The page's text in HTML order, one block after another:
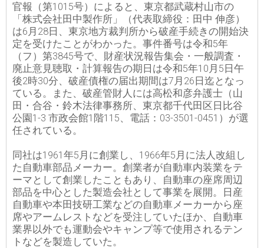
官報（第1015号）によると、東京都武蔵村山市の
「株式会社田中製作所」（代表取締役：田中 伸彦）
は6月28日、東京地方裁判所から破産手続きの開始決
定を受けたことがわかった。事件番号は令和5年
（フ）第3845号で、財産状況報告集会・一般調査・
廃止意見聴取・計算報告の期日は令和5年10月5日午
後2時30分、破産債権の届出期間は7月26日迄となっ
ている。また、破産管財人には高松和彦弁護士（山
田・合谷・鈴木法律事務所、東京都千代田区日比谷
公園1-3 市政会館1階115、電話：03-3501-0451）が選
任されている。
同社は1961年5月に創業し、1966年5月に法人改組し
た自動車部品メーカー。創業者が自動車内装業をテ
ーマとして創業したこともあり、自動車の座席周辺
部品を中心とした製造会社として事業を展開。日産
自動車や本田技研工業などの自動車メーカーから座
席やアームレストなどを受注していたほか、自動車
業界以外でも運動会やキャンプ等で使用されるテン
トなどを製造していた。